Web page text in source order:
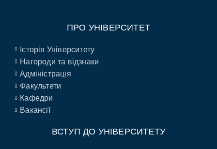
ПРО УНІВЕРСИТЕТ
Історія Університету
Нагороди та відзнаки
Адміністрація
Факультети
Кафедри
Вакансії
ВСТУП ДО УНІВЕРСИТЕТУ